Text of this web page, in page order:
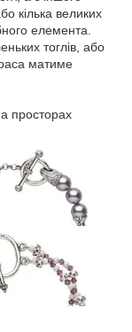
кілька великих
елемента.
тоглів, або
матиме
просторах